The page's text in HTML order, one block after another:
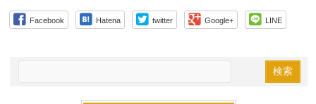
Facebook Hatena twitter Google+ LINE